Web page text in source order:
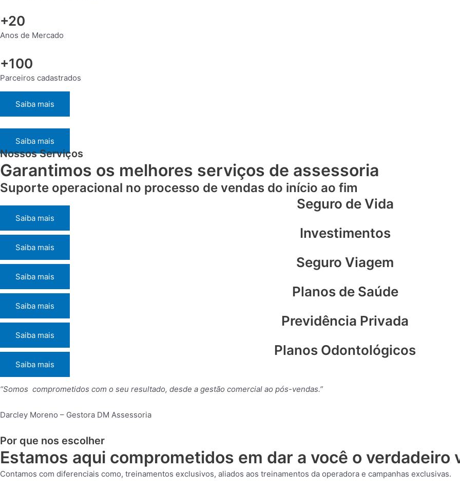
+20
Anos de Mercado
+100
Parceiros cadastrados
Saiba mais
Saiba mais
Nossos Serviços
Garantimos os melhores serviços de assessoria
Suporte operacional no processo de vendas do início ao fim
Seguro de Vida
Saiba mais
Investimentos
Saiba mais
Seguro Viagem
Saiba mais
Planos de Saúde
Saiba mais
Previdência Privada
Saiba mais
Planos Odontológicos
Saiba mais
“Somos comprometidos com o seu resultado, desde a gestão comercial ao pós-vendas.”
Darcley Moreno – Gestora DM Assessoria
Por que nos escolher
Estamos aqui comprometidos em dar a você o verdadeiro
Contamos com diferenciais como, treinamentos exclusivos, aliados aos treinamentos da operadora e campanhas exclusivas.